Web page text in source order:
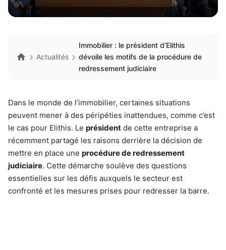
Actualités
Immobilier : le président d’Elithis
dévoile les motifs de la procédure de
redressement judiciaire
Dans le monde de l’immobilier, certaines situations
peuvent mener à des péripéties inattendues, comme c’est
le cas pour Elithis. Le président de cette entreprise a
récemment partagé les raisons derrière la décision de
mettre en place une procédure de redressement
judiciaire. Cette démarche soulève des questions
essentielles sur les défis auxquels le secteur est
confronté et les mesures prises pour redresser la barre.